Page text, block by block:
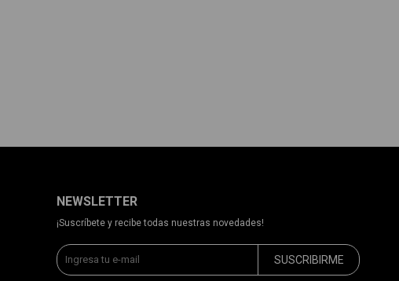
NEWSLETTER
¡Suscríbete y recibe todas nuestras novedades!
SUSCRIBIRME